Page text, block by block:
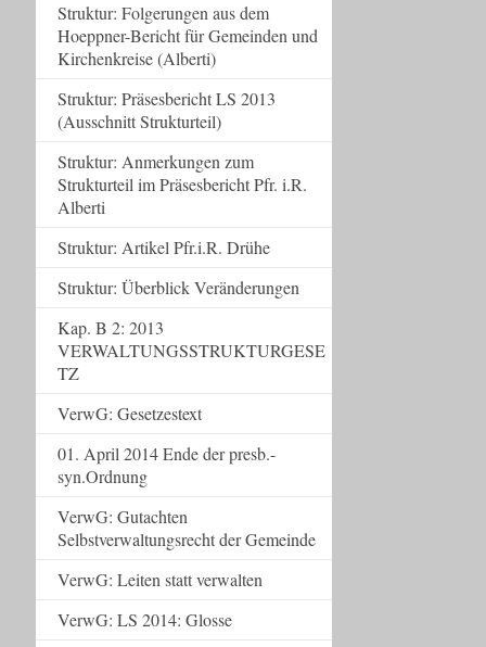
Struktur: Folgerungen aus dem
Hoeppner-Bericht für Gemeinden und
Kirchenkreise (Alberti)
Struktur: Präsesbericht LS 2013
(Ausschnitt Strukturteil)
Struktur: Anmerkungen zum
Strukturteil im Präsesbericht Pfr. i.R.
Alberti
Struktur: Artikel Pfr.i.R. Drühe
Struktur: Überblick Veränderungen
Kap. B 2: 2013
VERWALTUNGSSTRUKTURGESE
TZ
VerwG: Gesetzestext
01. April 2014 Ende der presb.-
syn.Ordnung
VerwG: Gutachten
Selbstverwaltungsrecht der Gemeinde
VerwG: Leiten statt verwalten
VerwG: LS 2014: Glosse